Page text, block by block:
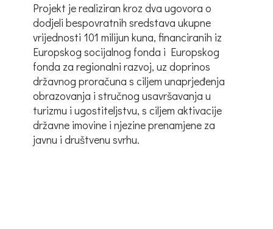
Projekt je realiziran kroz dva ugovora o
dodjeli bespovratnih sredstava ukupne
vrijednosti 101 milijun kuna, financiranih iz
Europskog socijalnog fonda i Europskog
fonda za regionalni razvoj, uz doprinos
državnog proračuna s ciljem unaprjeđenja
obrazovanja i stručnog usavršavanja u
turizmu i ugostiteljstvu, s ciljem aktivacije
državne imovine i njezine prenamjene za
javnu i društvenu svrhu.